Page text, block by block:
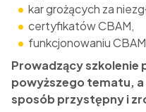
kar grożących za
certyfikatów CBAM,
funkcjonowaniu
Prowadzący szkolenie
powyższego tematu,
sposób przystępny i